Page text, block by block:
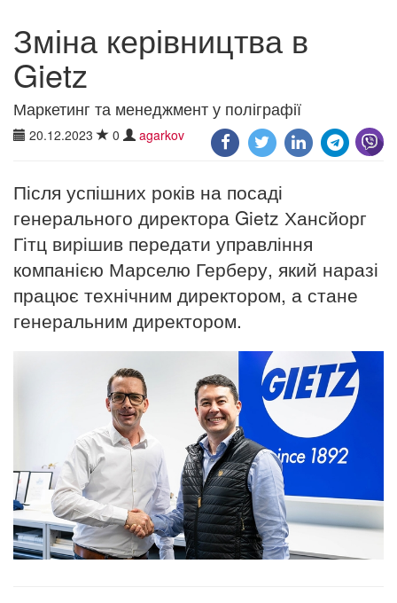
Зміна керівництва в
Gietz
Маркетинг та менеджмент у поліграфії
20.12.2023 0 agarkov
Після успішних років на посаді
генерального директора Gietz Хансйорг
Гітц вирішив передати управління
компанією Марселю Герберу, який наразі
працює технічним директором, а стане
генеральним директором.